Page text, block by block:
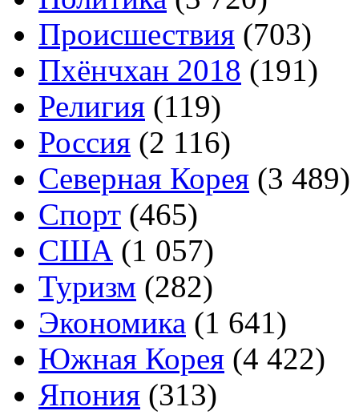
Происшествия (703)
Пхёнчхан 2018 (191)
Религия (119)
Россия (2 116)
Северная Корея (3 489)
Спорт (465)
США (1 057)
Туризм (282)
Экономика (1 641)
Южная Корея (4 422)
Япония (313)